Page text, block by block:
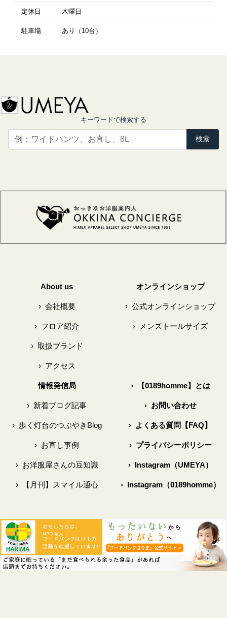
定休日 木曜日
駐車場 あり（10台）
キーワードで検索する
検索
About us
›会社概要
› フロア紹介
›取扱ブランド
›アクセス
オンラインショップ
› 公式オンラインショップ
› メンズトールサイズ
情報発信局
› 新着ブログ記事
›歩く灯台のつぶやきBlog
› お直し事例
›お洋服屋さんの豆知識
›【月刊】スマイル通心
›【0189homme】とは
›お問い合わせ
› よくある質問【FAQ】
›プライバシーポリシー
›Instagram（UMEYA）
›Instagram（0189homme）